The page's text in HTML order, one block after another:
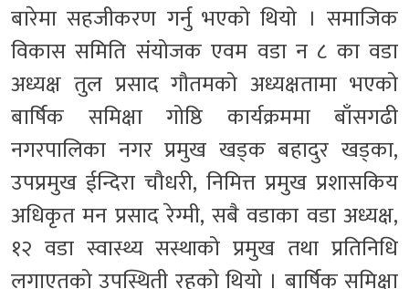
बारेमा सहजीकरण गर्नु भएको थियो । समाजिक
विकास समिति संयोजक एवम वडा न ८ का वडा
अध्यक्ष तुल प्रसाद गौतमको अध्यक्षतामा भएको
बार्षिक समिक्षा गोष्ठि कार्यक्रममा बाँसगढी
नगरपालिका नगर प्रमुख खड्क बहादुर खड्का,
उपप्रमुख ईन्दिरा चौधरी, निमित्त प्रमुख प्रशासकिय
अधिकृत मन प्रसाद रेग्मी, सबै वडाका वडा अध्यक्ष,
१२ वडा स्वास्थ्य सस्थाको प्रमुख तथा प्रतिनिधि
लगाएतको उपस्थिती रहको थियो । बार्षिक समिक्षा